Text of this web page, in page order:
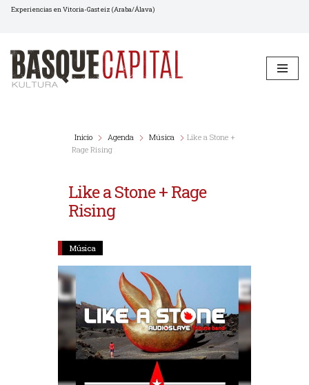
al
contenido
Experiencias en Vitoria-Gasteiz (Araba/Álava)
Inicio Agenda Música
Like a Stone +
Rage Rising
Like a Stone + Rage
Rising
Música